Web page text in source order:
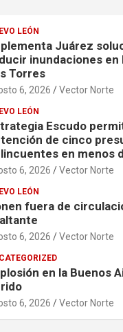
LEÓN
Juárez
inundaciones en
Torres
6, 2026 Vector Norte
LEÓN
Escudo
de cinco
en menos
6, 2026 Vector Norte
LEÓN
fuera de
6, 2026 Vector Norte
en la Buenos
6, 2026 Vector Norte